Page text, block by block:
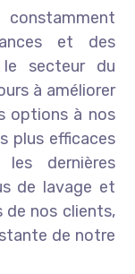
et des
le secteur du
à améliorer
options à nos
plus efficaces
dernières
de lavage et
de nos clients,
de notre